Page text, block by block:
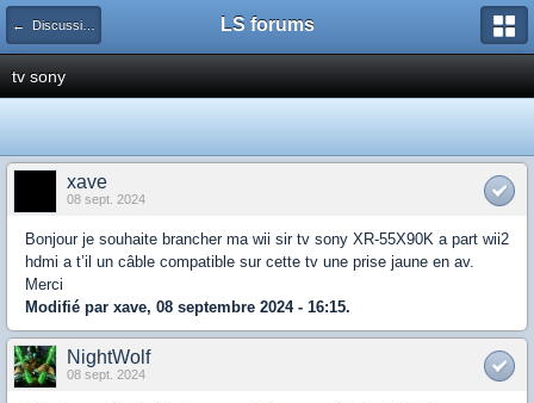
← Discussions générales (jeux, hardware...) LS forums
tv sony
xave
08 sept. 2024
Bonjour je souhaite brancher ma wii sir tv sony XR-55X90K a part wii2
hdmi a t’il un câble compatible sur cette tv une prise jaune en av.
Merci
Modifié par xave, 08 septembre 2024 - 16:15.
NightWolf
08 sept. 2024